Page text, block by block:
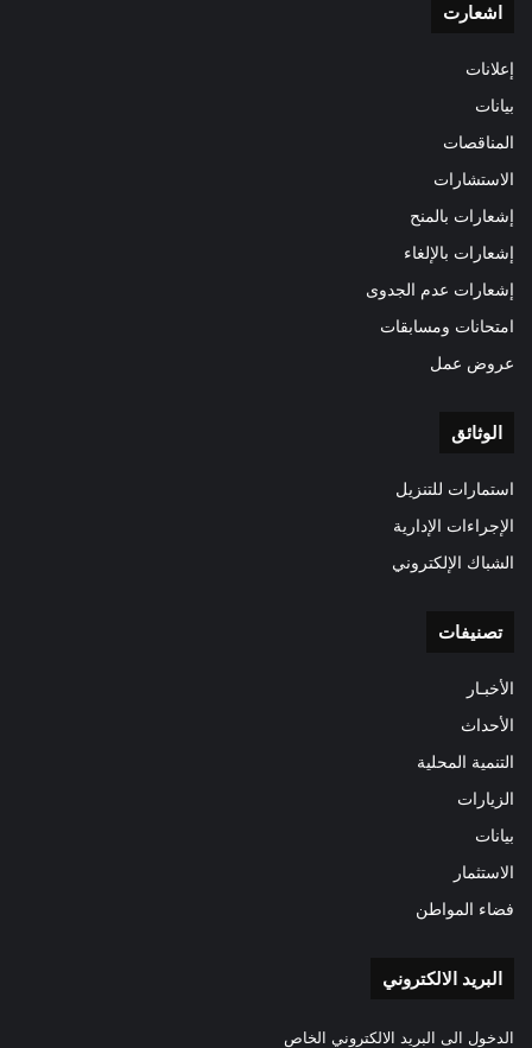
اشعارت
إعلانات
بيانات
المناقصات
الاستشارات
إشعارات بالمنح
إشعارات بالإلغاء
إشعارات عدم الجدوى
امتحانات ومسابقات
عروض عمل
الوثائق
استمارات للتنزيل
الإجراءات الإدارية
الشباك الإلكتروني
تصنيفات
الأخبـار
الأحداث
التنمية المحلية
الزيارات
بيانات
الاستثمار
فضاء المواطن
البريد الالكتروني
الدخول الى البريد الالكتروني الخاص